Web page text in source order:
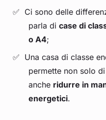
Ci sono delle
parla dicase di
o A4;
Una casa di classe
permette non solo
anche ridurre in
energetici.